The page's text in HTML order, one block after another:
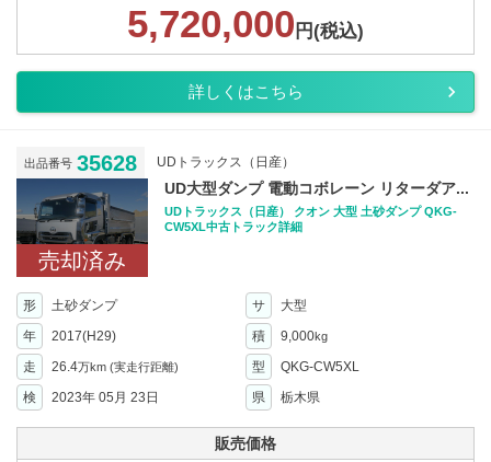
5,720,000 円(税込)
詳しくはこちら
出品番号 35628 UDトラックス（日産）
売却済み
UD大型ダンプ 電動コボレーン リターダア...
UDトラックス（日産） クオン 大型 土砂ダンプ QKG-
CW5XL中古トラック詳細
形 土砂ダンプ サ
大型
年
2017(H29) 積 9,000kg
走 26.4万km (実走行距離) 型
QKG-CW5XL
検
2023年 05月 23日 県 栃木県
販売価格